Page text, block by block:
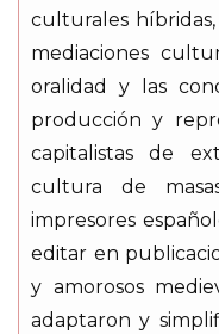
culturales
mediaciones
oralidad y las
producción y
capitalistas de
cultura de
impresores
editar en
y amorosos
adaptaron y